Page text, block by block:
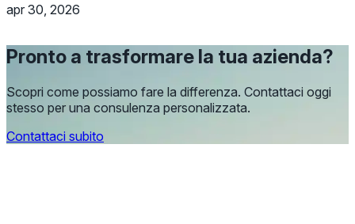
apr 30, 2026
Pronto a trasformare la tua azienda?
Scopri come possiamo fare la differenza. Contattaci oggi
stesso per una consulenza personalizzata.
Contattaci subito